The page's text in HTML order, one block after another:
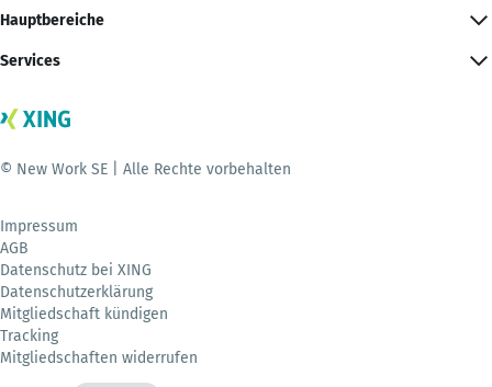
Hauptbereiche
Services
© New Work SE | Alle Rechte vorbehalten
Impressum
AGB
Datenschutz bei XING
Datenschutzerklärung
Mitgliedschaft kündigen
Tracking
Mitgliedschaften widerrufen